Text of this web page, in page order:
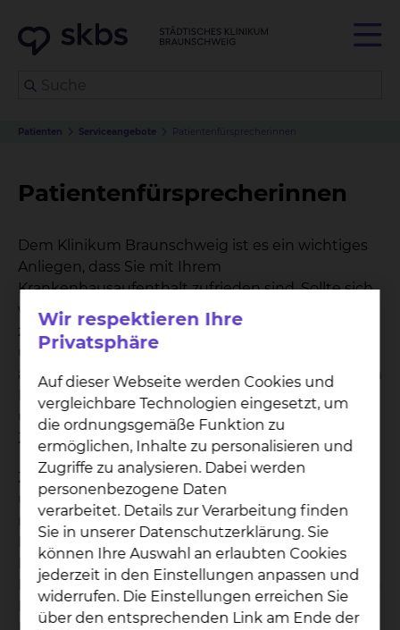
Patienten Serviceangebote Patientenfürsprecherinnen
Patientenfürsprecherinnen
Dem Klinikum Braunschweig ist es ein wichtiges
Anliegen, dass Sie mit Ihrem
Krankenhausaufenthalt zufrieden sind. Sollte sich
während Ihres Aufenthaltes dennoch ein Grund
zur Kritik ergeben, Sie einen Rat in der
ungewohnten Umgebung benötigen oder etwas
auf dem Herzen haben, das Sie mit einer neutralen
Person besprechen möchten, so nehmen sich
unsere Patientenfürsprecherinnen gerne für Sie
Zeit zu einem vertrauensvollen Gespräch.
Zu den Aufgaben unserer ehrenamtlichen und
unabhängigen Patientenfürsprecherinnen gehört
neben allgemeinen Auskünften zu einem
Krankenhausaufenthalt auch die
Kontaktaufnahme zu Mitarbeiterinnen und
Mitarbeitern in den betreffenden Bereichen, um in
Ihrem ausdrücklichen Auftrag angemessene
Wir respektieren Ihre
Privatsphäre
Auf dieser Webseite werden Cookies und
vergleichbare Technologien eingesetzt, um
die ordnungsgemäße Funktion zu
ermöglichen, Inhalte zu personalisieren und
Zugriffe zu analysieren. Dabei werden
personenbezogene Daten
verarbeitet. Details zur Verarbeitung finden
Sie in unserer Datenschutzerklärung. Sie
können Ihre Auswahl an erlaubten Cookies
jederzeit in den Einstellungen anpassen und
widerrufen. Die Einstellungen erreichen Sie
über den entsprechenden Link am Ende der